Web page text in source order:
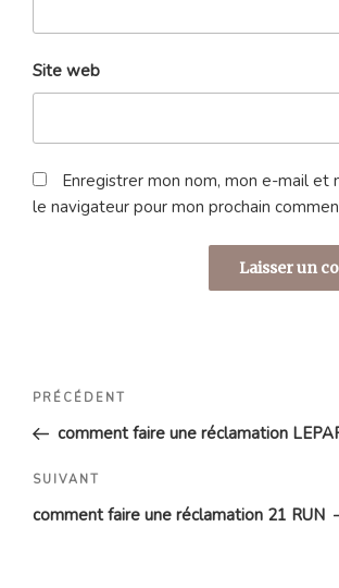
Site web
Enregistrer mon nom, mon e-mail et
le navigateur pour mon prochain
Navigation
l’article
Article
précédent
PRÉCÉDENT
comment faire une réclamation
Article
suivant
SUIVANT
comment faire une réclamation 21 RUN